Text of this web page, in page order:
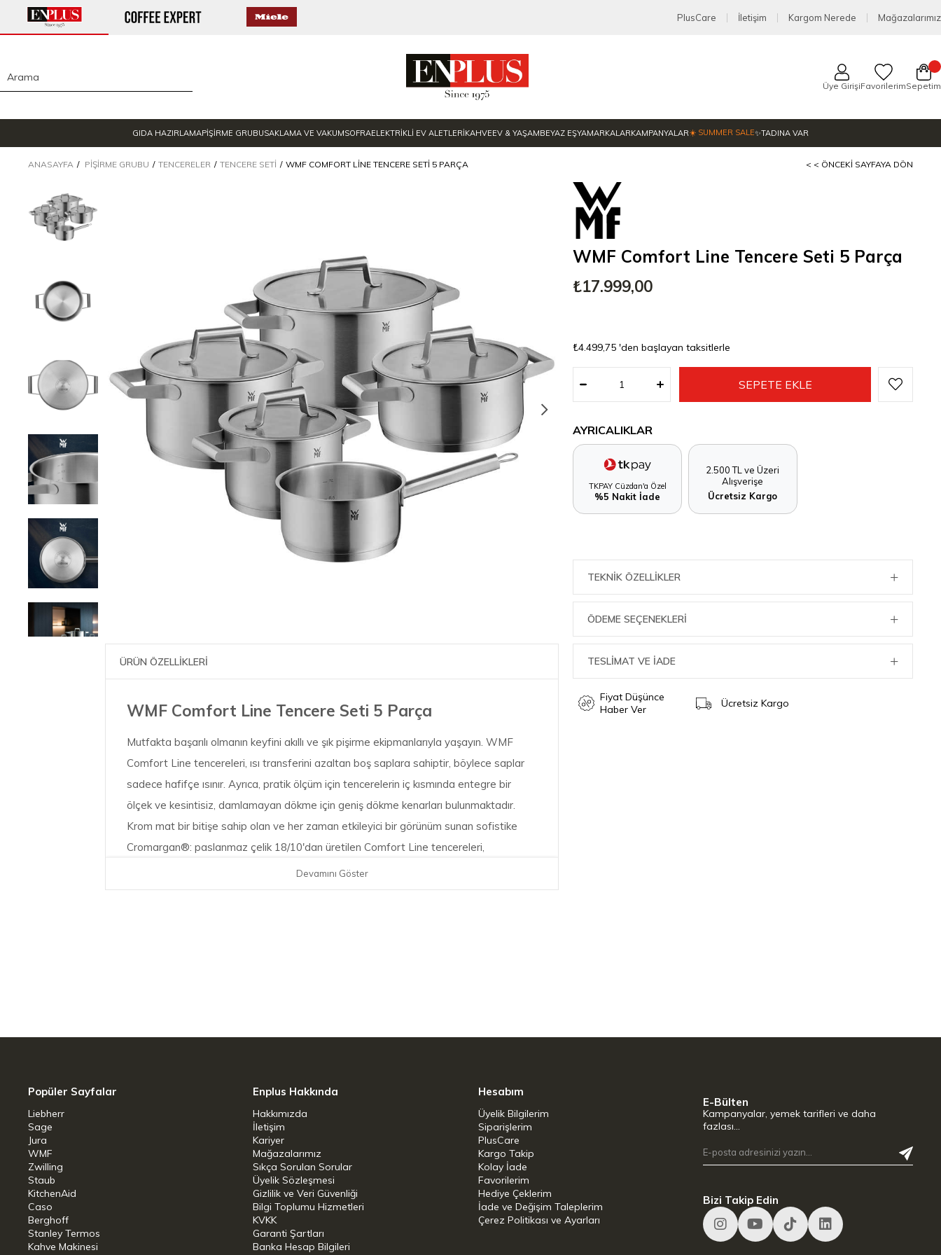
PlusCare İletişim Kargom Nerede Mağazalarımız
Üye GirişiFavorilerimSepetim
GIDA HAZIRLAMAPİŞİRME GRUBUSAKLAMA VE VAKUMSOFRAELEKTRİKLİ EV ALETLERİKAHVEEV & YAŞAMBEYAZ EŞYAMARKALARKAMPANYALAR☀️ SUMMER SALE✨TADINA VAR
ANASAYFA PIŞIRME GRUBU TENCERELER TENCERE SETI WMF COMFORT LINE TENCERE SETI 5 PARÇA < < ÖNCEKI SAYFAYA DÖN
ÜRÜN ÖZELLİKLERİ
WMF Comfort Line Tencere Seti 5 Parça
Mutfakta başarılı olmanın keyfini akıllı ve şık pişirme ekipmanlarıyla yaşayın. WMF
Comfort Line tencereleri, ısı transferini azaltan boş saplara sahiptir, böylece saplar
sadece hafifçe ısınır. Ayrıca, pratik ölçüm için tencerelerin iç kısmında entegre bir
ölçek ve kesintisiz, damlamayan dökme için geniş dökme kenarları bulunmaktadır.
Krom mat bir bitişe sahip olan ve her zaman etkileyici bir görünüm sunan sofistike
Cromargan®: paslanmaz çelik 18/10'dan üretilen Comfort Line tencereleri,
mükemmel sonuçlar ve artan enerji tasarrufu için ısı dağılımını ve tutulumunu optimize
eden TransTherm® evrensel tabana sahiptir. Dayanıklı, bulaşık makinesinde
Bulaşık makinesinde yıkanabilir
Ocak Uyumluluğu | Isı Kaynağı: İndüksiyon - Gaz- Elektrik - Seramik- Halojen
Kapak malzemesi: Cam
Cool+ Teknolojisi: Evet
Paket Boyutları (G × Y × D):31 × 25,5 × 55 cm
Devamını Göster
WMF Comfort Line Tencere Seti 5 Parça
₺17.999,00
₺4.499,75 'den başlayan taksitlerle
AYRICALIKLAR
TKPAY Cüzdan'a Özel
%5 Nakit İade
2.500 TL ve Üzeri
Alışverişe
Ücretsiz Kargo
TEKNIK ÖZELLIKLER
ÖDEME SEÇENEKLERI
TESLİMAT VE İADE
Fiyat Düşünce
Haber Ver
Ücretsiz Kargo
Popüler Sayfalar
Liebherr
Sage
Jura
WMF
Zwilling
Staub
KitchenAid
Caso
Berghoff
Stanley Termos
Kahve Makinesi
Enplus Hakkında
Hakkımızda
İletişim
Kariyer
Mağazalarımız
Sıkça Sorulan Sorular
Üyelik Sözleşmesi
Gizlilik ve Veri Güvenliği
Bilgi Toplumu Hizmetleri
KVKK
Garanti Şartları
Banka Hesap Bilgileri
Hesabım
Üyelik Bilgilerim
Siparişlerim
PlusCare
Kargo Takip
Kolay İade
Favorilerim
Hediye Çeklerim
İade ve Değişim Taleplerim
Çerez Politikası ve Ayarları
E-Bülten
Kampanyalar, yemek tarifleri ve daha
fazlası…
Bizi Takip Edin